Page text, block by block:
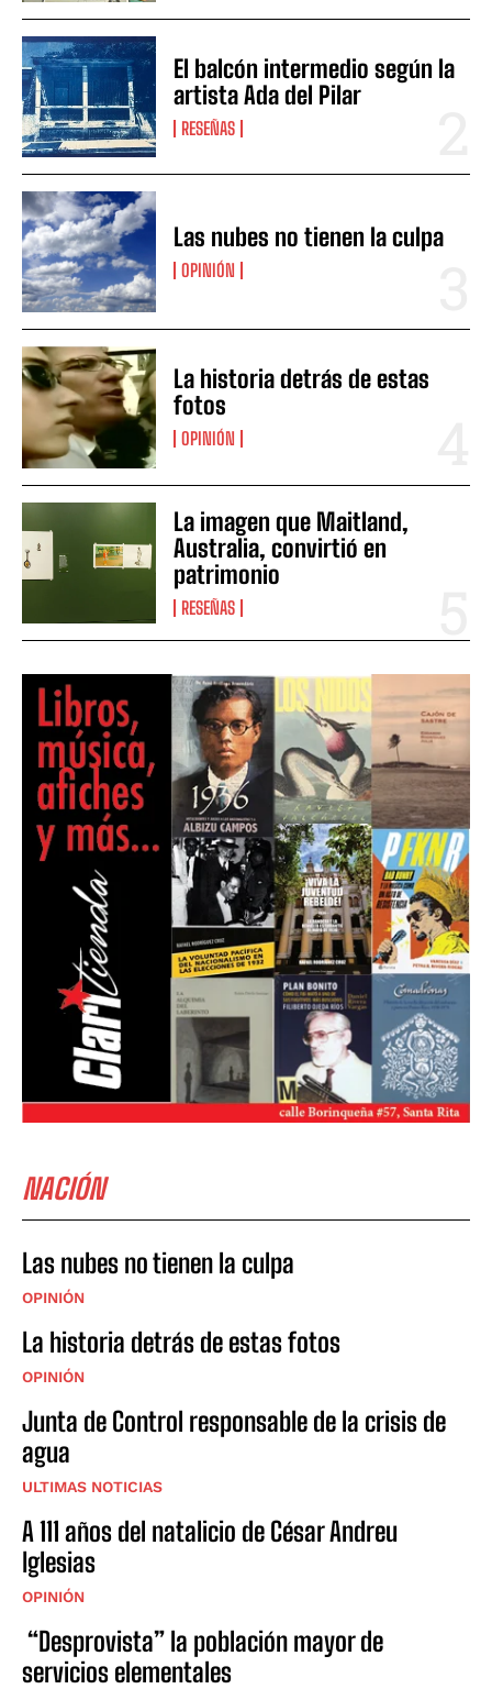
El balcón intermedio según la
artista Ada del Pilar
RESEÑAS
Las nubes no tienen la culpa
OPINIÓN
La historia detrás de estas
fotos
OPINIÓN
La imagen que Maitland,
Australia, convirtió en
patrimonio
RESEÑAS
NACIÓN
Las nubes no tienen la culpa
OPINIÓN
La historia detrás de estas fotos
OPINIÓN
Junta de Control responsable de la crisis de
agua
ULTIMAS NOTICIAS
A 111 años del natalicio de César Andreu
Iglesias
OPINIÓN
“Desprovista” la población mayor de
servicios elementales